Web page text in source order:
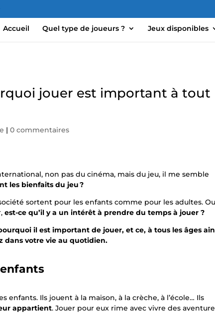
Accueil Quel type de joueurs ? Jeux disponibles
jouer est important à tout
|0 commentaires
non pas du cinéma, mais du jeu, il me semble
les bienfaits du jeu ?
sortent pour les enfants comme pour les adultes.
est-ce qu’il y a un intérêt à prendre du temps à jouer ?
il est important de jouer, et ce, à tous les âges
dans votre vie au quotidien.
Ils jouent à la maison, à la crèche, à l’école… Ils
appartient. Jouer pour eux rime avec vivre des